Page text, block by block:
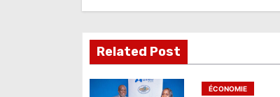
o
n
d
Related Post
ÉCONOMIE